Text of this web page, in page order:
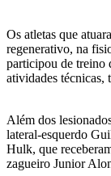
Os atletas que
regenerativo, na
participou de treino
atividades técnicas,
Além dos
lateral-esquerdo
Hulk, que
zagueiro Junior